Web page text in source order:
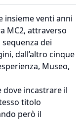
insieme venti anni
MC2, attraverso
dei
dall’altro cinque
Museo,
dove incastrare il
titolo
però il